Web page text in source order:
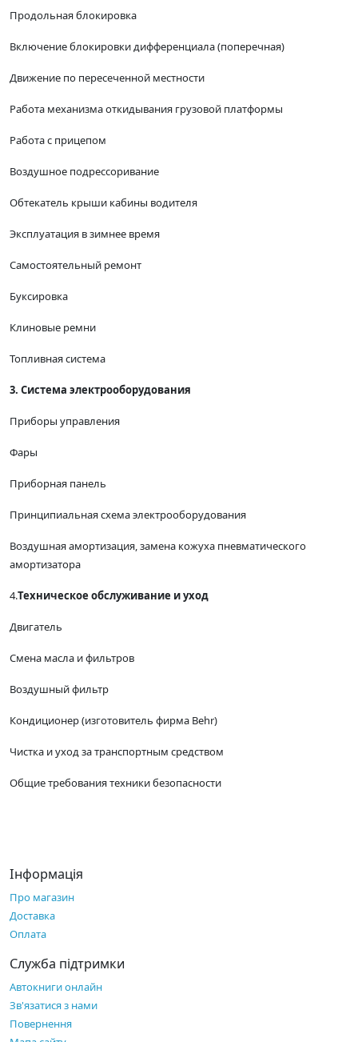
Продольная блокировка
Включение блокировки дифференциала (поперечная)
Движение по пересеченной местности
Работа механизма откидывания грузовой платформы
Работа с прицепом
Воздушное подрессоривание
Обтекатель крыши кабины водителя
Эксплуатация в зимнее время
Самостоятельный ремонт
Буксировка
Клиновые ремни
Топливная система
3. Система электрооборудования
Приборы управления
Фары
Приборная панель
Принципиальная схема электрооборудования
Воздушная амортизация, замена кожуха пневматического
амортизатора
4.Техническое обслуживание и уход
Двигатель
Смена масла и фильтров
Воздушный фильтр
Кондиционер (изготовитель фирма Behr)
Чистка и уход за транспортным средством
Общие требования техники безопасности
Інформація
Про магазин
Доставка
Оплата
Служба підтримки
Автокниги онлайн
Зв'язатися з нами
Повернення